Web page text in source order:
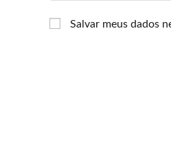
Salvar meus dados